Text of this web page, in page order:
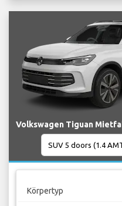
Volkswagen Tiguan
Körpertyp